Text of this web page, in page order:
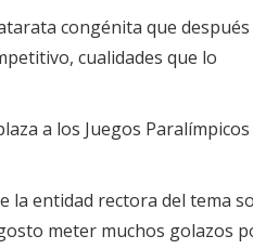
congénita que
cualidades que lo
a los Juegos Paralímpicos
la entidad rectora del tema
meter muchos golazos